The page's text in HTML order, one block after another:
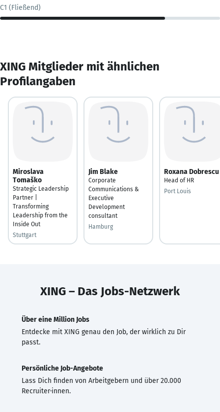
C1 (Fließend)
XING Mitglieder mit ähnlichen
Profilangaben
Miroslava
Tomaško
Strategic Leadership
Partner |
Transforming
Leadership from the
Inside Out
Stuttgart
Jim Blake
Corporate
Communications &
Executive
Development
consultant
Hamburg
Roxana Dobrescu
Head of HR
Port Louis
XING – Das Jobs-Netzwerk
Über eine Million Jobs
Entdecke mit XING genau den Job, der wirklich zu Dir
passt.
Persönliche Job-Angebote
Lass Dich finden von Arbeitgebern und über 20.000
Recruiter·innen.